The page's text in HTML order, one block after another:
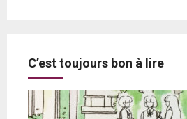
C’est toujours bon à lire